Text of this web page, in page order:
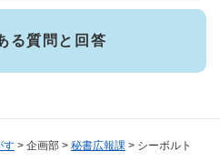
す > 企画部 > 秘書広報課 > シーボルト
る質問と回答